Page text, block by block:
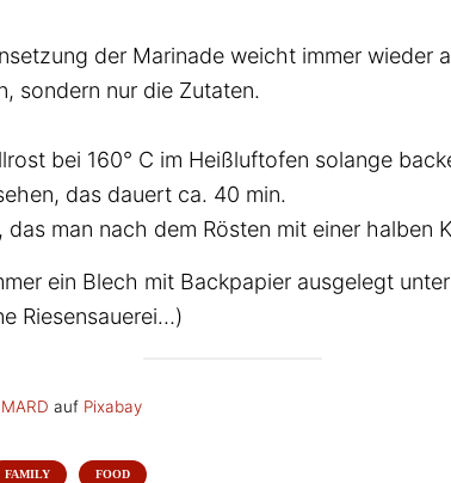
der Marinade weicht immer wieder
sondern nur die Zutaten.
bei 160° C im Heißluftofen solange
das dauert ca. 40 min.
man nach dem Rösten mit einer halben
ein Blech mit Backpapier ausgelegt
Riesensauerei…)
auf Pixabay
FAMILY FOOD